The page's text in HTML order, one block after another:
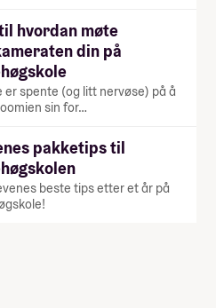
hvordan møte
din på
er spente (og litt nervøse) på å
sin for…
pakketips til
beste tips etter et år på